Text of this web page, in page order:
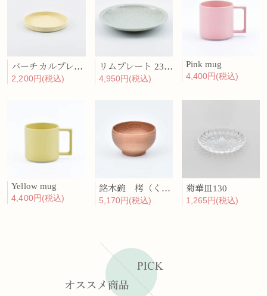
バーチカルプレート 15cm 化粧土
2,200円(税込)
リムプレート 23cm 呉須散
4,950円(税込)
Pink mug
4,400円(税込)
Yellow mug
4,400円(税込)
銘木碗 栲（くるみ）
5,170円(税込)
菊華皿130
1,265円(税込)